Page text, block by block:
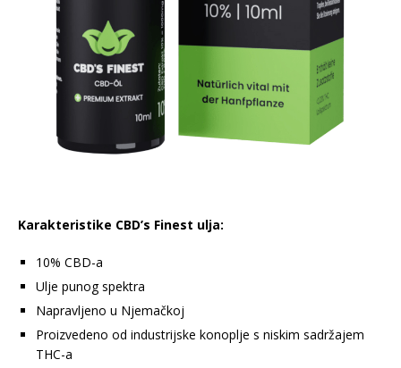
Karakteristike CBD’s Finest ulja:
10% CBD-a
Ulje punog spektra
Napravljeno u Njemačkoj
Proizvedeno od industrijske konoplje s niskim sadržajem
THC-a